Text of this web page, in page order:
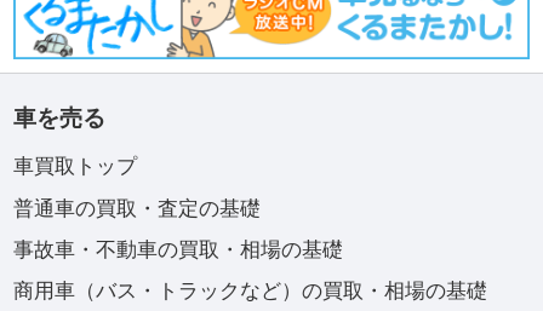
車を売る
車買取トップ
普通車の買取・査定の基礎
事故車・不動車の買取・相場の基礎
商用車（バス・トラックなど）の買取・相場の基礎